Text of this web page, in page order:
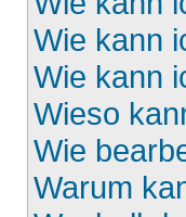
Wie kann
Wie kann
Wieso
Wie
Warum